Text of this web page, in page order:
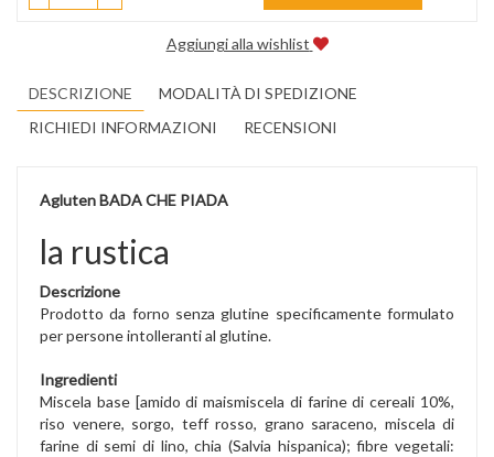
Aggiungi alla wishlist
DESCRIZIONE
MODALITÀ DI SPEDIZIONE
RICHIEDI INFORMAZIONI
RECENSIONI
Agluten BADA CHE PIADA
la rustica
Descrizione
Prodotto da forno senza glutine specificamente formulato
per persone intolleranti al glutine.
Ingredienti
Miscela base [amido di maismiscela di farine di cereali 10%,
riso venere, sorgo, teff rosso, grano saraceno, miscela di
farine di semi di lino, chia (Salvia hispanica); fibre vegetali: